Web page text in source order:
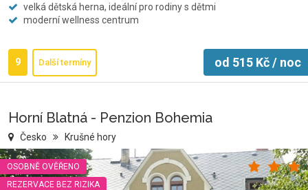
velká dětská herna, ideální pro rodiny s dětmi
moderní wellness centrum
9 Další termíny od 515 Kč/ noc
Horní Blatná - Penzion Bohemia
Česko Krušné hory
OSOBNĚ OVĚŘENO
REZERVACE BEZ RIZIKA